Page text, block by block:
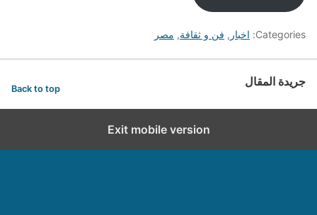
Categories: اخبار , فن و ثقافة, مصر
جريدة المقال Back to top
Exit mobile version